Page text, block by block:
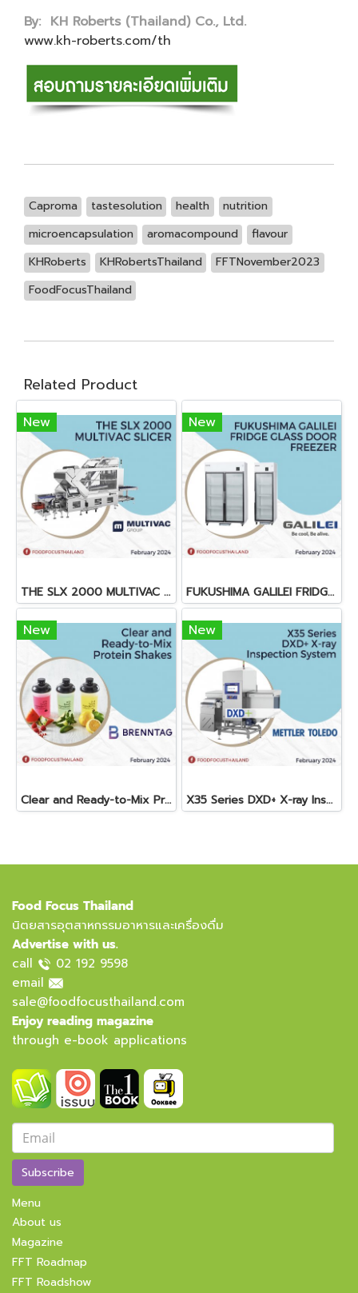
By: KH Roberts (Thailand) Co., Ltd.
www.kh-roberts.com/th
Caproma tastesolution health
nutrition
microencapsulation
aromacompound
flavour
KHRoberts
KHRobertsThailand
FFTNovember2023
FoodFocusThailand
Related Product
New
THE SLX 2000 MULTIVAC SLICER
New
FUKUSHIMA GALILEI FRIDGE GLASS DOOR FREEZER
New
Clear and Ready-to-Mix Protein Shakes
New
X35 Series DXD+ X-ray Inspection System
Food Focus Thailand
นิตยสารอุตสาหกรรมอาหารและเครื่องดื่ม
Advertise with us.
call
02 192 9598
email
sale@foodfocusthailand.com
Enjoy reading magazine
through e-book applications
Subscribe
Menu
About us
Magazine
FFT Roadmap
FFT Roadshow